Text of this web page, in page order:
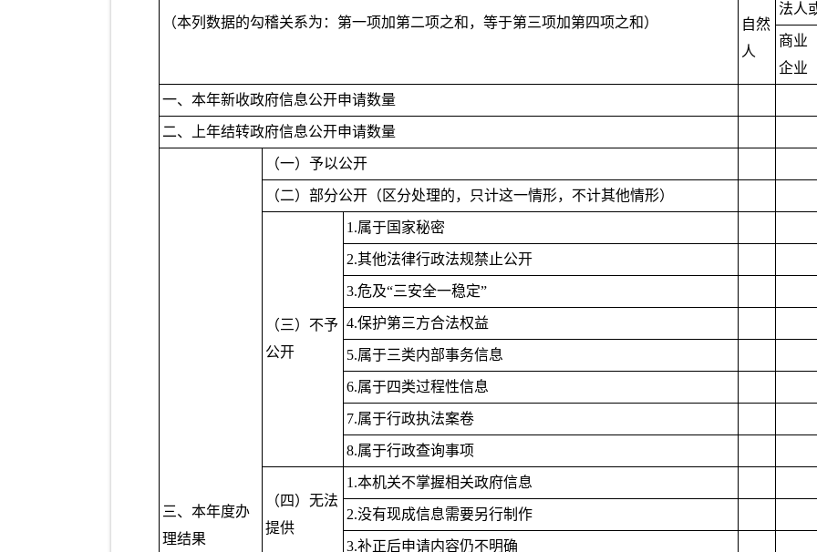
（本列数据的勾稽关系为：第一项加第二项之和，等于第三项加第四项之和）
自然
人
法人
商业
企业
一、本年新收政府信息公开申请数量
二、上年结转政府信息公开申请数量
三、本年度办
理结果
（一）予以公开
（二）部分公开（区分处理的，只计这一情形，不计其他情形）
（三）不予
公开
1.属于国家秘密
2.其他法律行政法规禁止公开
3.危及“三安全一稳定”
4.保护第三方合法权益
5.属于三类内部事务信息
6.属于四类过程性信息
7.属于行政执法案卷
8.属于行政查询事项
（四）无法
提供
1.本机关不掌握相关政府信息
2.没有现成信息需要另行制作
3.补正后申请内容仍不明确